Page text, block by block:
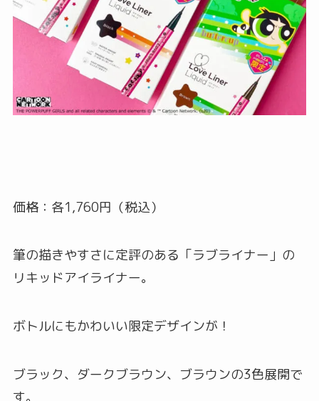
価格：各1,760円（税込）
筆の描きやすさに定評のある「ラブライナー」の
リキッドアイライナー。
ボトルにもかわいい限定デザインが！
ブラック、ダークブラウン、ブラウンの3色展開で
す。